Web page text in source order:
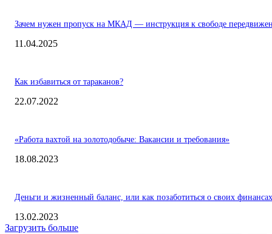
Зачем нужен пропуск на МКАД — инструкция к свободе
11.04.2025
Как избавиться от тараканов?
22.07.2022
«Работа вахтой на золотодобыче: Вакансии и требования»
18.08.2023
Деньги и жизненный баланс, или как позаботиться о своих финансах
13.02.2023
Загрузить больше